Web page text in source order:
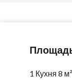
1 Кухня 8 м²